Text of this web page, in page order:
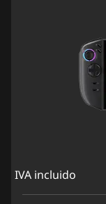
IVA incluido